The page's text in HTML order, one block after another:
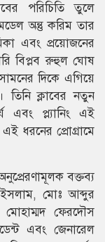
পরিচিতি তুলে
অন্তু করিম তার
এবং প্রয়োজনের
বিপ্লব রুহুল ঘোষ
দিকে এগিয়ে
তিনি ক্লাবের নতুন
এবং প্ল্যানিং এই
ধরনের প্রোগ্রামে
বক্তব্য
ইসলাম, মোঃ আব্দুর
ফেরদৌস
এবং জেনারেল